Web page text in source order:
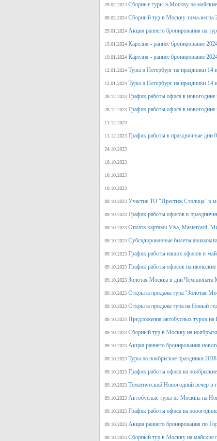
29.02.2024 Сборные туры в Москву на
08.02.2024 Сборный тур в Москву зима-весна
29.01.2024 Акция раннего бронирования на
19.01.2024 Карелия - раннее бронирование
19.01.2024 Карелия - раннее бронирование
12.01.2024 Туры в Петербург на праздники 14
12.01.2024 Туры в Петербург на праздники 14
28.12.2023 График работы офиса в новогодние
28.12.2023 График работы офиса в новогодние
11.12.2023
11.12.2023 График работы в праздничные дни
24.10.2023
18.10.2023
10.10.2023
10.10.2023
09.10.2023 Участие ТО "Престиж Столица" в
09.10.2023 График работы офисов в
09.10.2023 Оплата картами Visa, Mastercard,
09.10.2023 Субсидированные билеты
09.10.2023 График работы наших офисов в
09.10.2023 График работы офисов на
09.10.2023 Золотая Москва в дни Чемпионата
09.10.2023 Открыта продажа тура "Золотая
09.10.2023 Открыта продажа тура на Новый
09.10.2023 Предложения автобусных туров
09.10.2023 Сборный тур в Москву на
09.10.2023 Акция раннего бронирования
09.10.2023 Туры на ноябрьские праздники 2018
09.10.2023 График работы офиса на
09.10.2023 Тематический Новогодний вечер
09.10.2023 Автобусные туры из Москвы на
09.10.2023 График работы офиса на
09.10.2023 Акция раннего бронирования по
09.10.2023 Сборный тур в Москву на майские